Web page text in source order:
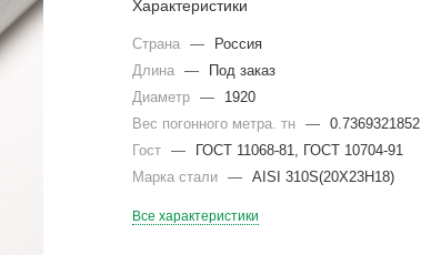
Характеристики
Страна —
Россия
Длина
—
Под заказ
Диаметр
—
1920
Вес погонного метра. тн
—
0.7369321852
Гост
—
ГОСТ 11068-81, ГОСТ 10704-91
Марка стали
— AISI 310S(20Х23Н18)
Все характеристики